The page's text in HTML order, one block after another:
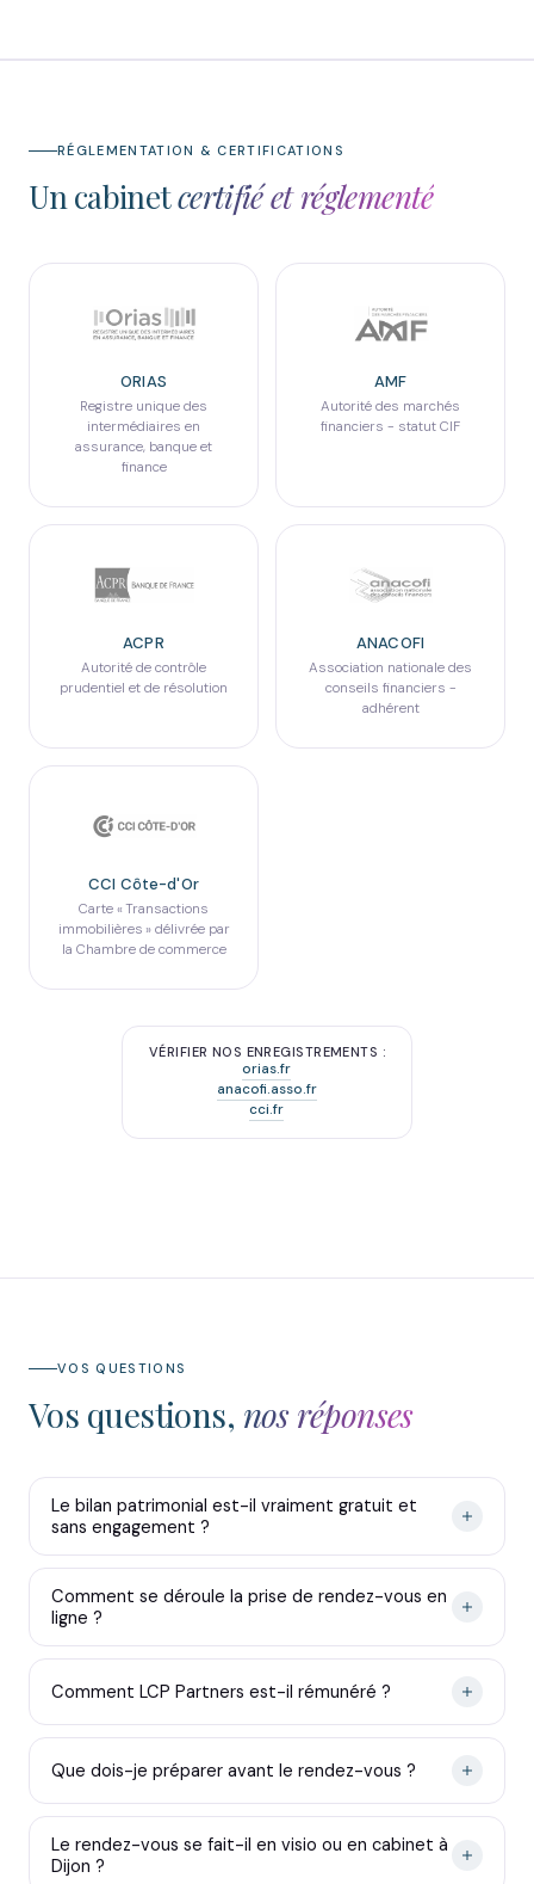
RÉGLEMENTATION & CERTIFICATIONS
Un cabinetcertifié et réglementé
ORIAS
Registre unique des
intermédiaires en
assurance, banque et
finance
AMF
Autorité des marchés
financiers - statut CIF
ACPR
Autorité de contrôle
prudentiel et de résolution
ANACOFI
Association nationale des
conseils financiers -
adhérent
CCI Côte-d'Or
Carte « Transactions
immobilières » délivrée par
la Chambre de commerce
VÉRIFIER NOS ENREGISTREMENTS :
orias.fr
anacofi.asso.fr
cci.fr
VOS QUESTIONS
Vos questions, nos réponses
Le bilan patrimonial est-il vraiment gratuit et
sans engagement ?
Comment se déroule la prise de rendez-vous en
ligne ?
Comment LCP Partners est-il rémunéré ?
Que dois-je préparer avant le rendez-vous ?
Le rendez-vous se fait-il en visio ou en cabinet à
Dijon ?